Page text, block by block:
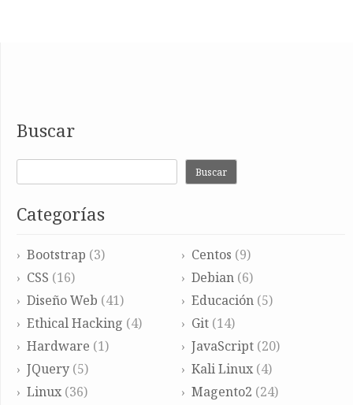
Buscar
Buscar
Categorías
Bootstrap (3) Centos (9)
CSS (16) Debian(6)
Diseño Web (41) Educación(5)
Ethical Hacking (4) Git(14)
Hardware (1) JavaScript(20)
JQuery (5) Kali Linux(4)
Linux (36) Magento2 (24)